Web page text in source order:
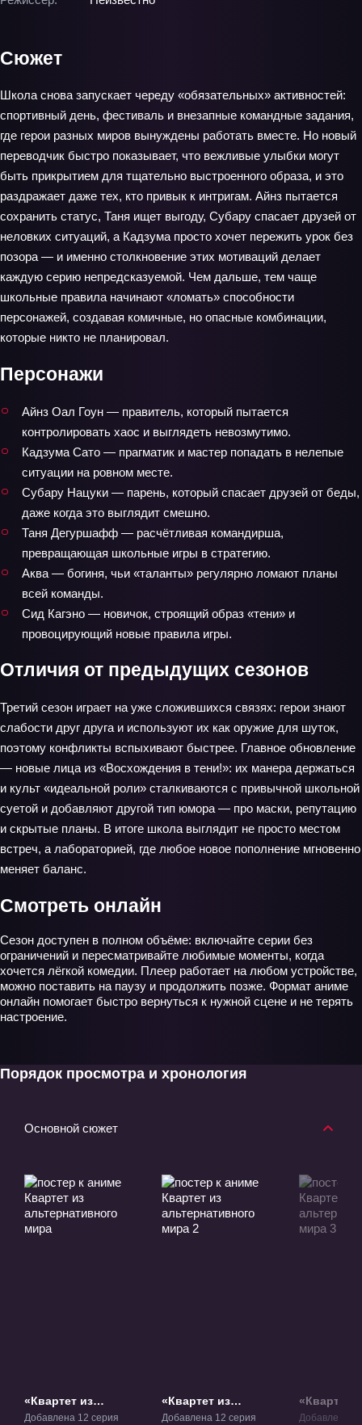
Сюжет
Школа снова запускает череду «обязательных» активностей:
спортивный день, фестиваль и внезапные командные задания,
где герои разных миров вынуждены работать вместе. Но новый
переводчик быстро показывает, что вежливые улыбки могут
быть прикрытием для тщательно выстроенного образа, и это
раздражает даже тех, кто привык к интригам. Айнз пытается
сохранить статус, Таня ищет выгоду, Субару спасает друзей от
неловких ситуаций, а Кадзума просто хочет пережить урок без
позора — и именно столкновение этих мотиваций делает
каждую серию непредсказуемой. Чем дальше, тем чаще
школьные правила начинают «ломать» способности
персонажей, создавая комичные, но опасные комбинации,
которые никто не планировал.
Персонажи
Айнз Оал Гоун — правитель, который пытается
контролировать хаос и выглядеть невозмутимо.
Кадзума Сато — прагматик и мастер попадать в нелепые
ситуации на ровном месте.
Субару Нацуки — парень, который спасает друзей от беды,
даже когда это выглядит смешно.
Таня Дегуршафф — расчётливая командирша,
превращающая школьные игры в стратегию.
Аква — богиня, чьи «таланты» регулярно ломают планы
всей команды.
Сид Кагэно — новичок, строящий образ «тени» и
провоцирующий новые правила игры.
Отличия от предыдущих сезонов
Третий сезон играет на уже сложившихся связях: герои знают
слабости друг друга и используют их как оружие для шуток,
поэтому конфликты вспыхивают быстрее. Главное обновление
— новые лица из «Восхождения в тени!»: их манера держаться
и культ «идеальной роли» сталкиваются с привычной школьной
суетой и добавляют другой тип юмора — про маски, репутацию
и скрытые планы. В итоге школа выглядит не просто местом
встреч, а лабораторией, где любое новое пополнение мгновенно
меняет баланс.
Смотреть онлайн
Сезон доступен в полном объёме: включайте серии без
ограничений и пересматривайте любимые моменты, когда
хочется лёгкой комедии. Плеер работает на любом устройстве,
можно поставить на паузу и продолжить позже. Формат аниме
онлайн помогает быстро вернуться к нужной сцене и не терять
настроение.
Порядок просмотра и хронология
Основной сюжет
«Квартет из
альтернативного
Добавлена 12 серия
«Квартет из
альтернативного
Добавлена 12 серия
«Квартет
Добавлена 1